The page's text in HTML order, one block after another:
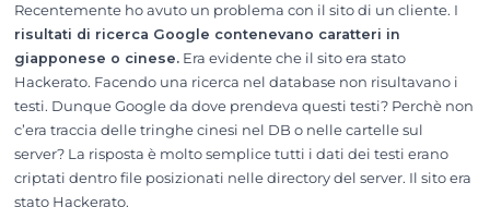
Recentemente ho avuto un problema con il sito di un cliente. I
risultati di ricerca Google contenevano caratteri in
giapponese o cinese.Era evidente che il sito era stato
Hackerato. Facendo una ricerca nel database non risultavano i
testi. Dunque Google da dove prendeva questi testi? Perchè non
c’era traccia delle tringhe cinesi nel DB o nelle cartelle sul
server? La risposta è molto semplice tutti i dati dei testi erano
criptati dentro file posizionati nelle directory del server. Il sito era
stato Hackerato.